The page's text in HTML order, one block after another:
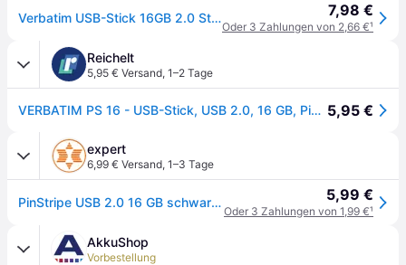
Verbatim USB-Stick 16GB 2.0 Standard Speed 67x 49063 7,98 €
Oder 3 Zahlungen von 2,66 €¹
Reichelt
5,95 € Versand, 1–2 Tage
VERBATIM PS 16 - USB-Stick, USB 2.0, 16 GB, PinStripe Schwarz 5,95 €
expert
6,99 € Versand, 1–3 Tage
PinStripe USB 2.0 16 GB schwarz USB-Stick 5,99 €
Oder 3 Zahlungen von 1,99 €¹
AkkuShop
Vorbestellung